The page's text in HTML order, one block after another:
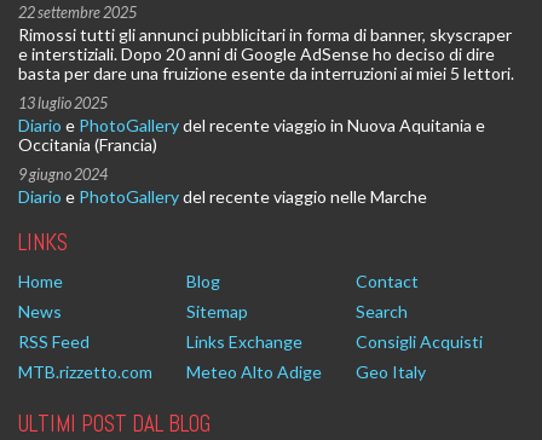
22 settembre 2025
Rimossi tutti gli annunci pubblicitari in forma di banner, skyscraper
e interstiziali. Dopo 20 anni di Google AdSense ho deciso di dire
basta per dare una fruizione esente da interruzioni ai miei 5 lettori.
13 luglio 2025
Diario e PhotoGallerydel recente viaggio in Nuova Aquitania e
Occitania (Francia)
9 giugno 2024
Diario e PhotoGallerydel recente viaggio nelle Marche
LINKS
Home Blog
Contact
News
Sitemap
Search
RSS Feed
Links Exchange
Consigli Acquisti
MTB.rizzetto.com
Meteo Alto Adige Geo Italy
ULTIMI POST DAL BLOG